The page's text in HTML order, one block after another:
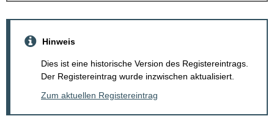
Hinweis
Dies ist eine historische Version des Registereintrags.
Der Registereintrag wurde inzwischen aktualisiert.
Zum aktuellen Registereintrag